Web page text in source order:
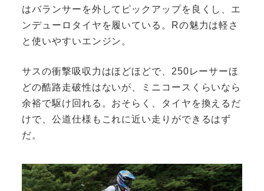
はバランサーを外してピックアップを良くし、エ
ンデューロタイヤを履いている。Rの魅力は軽さ
と使いやすいエンジン。
サスの衝撃吸収力はほどほどで、250レーサーほ
どの酷路走破性はないが、ミニコースくらいなら
余裕で駆け回れる。おそらく、タイヤを換えるだ
けで、公道仕様もこれに近い走りができるはず
だ。